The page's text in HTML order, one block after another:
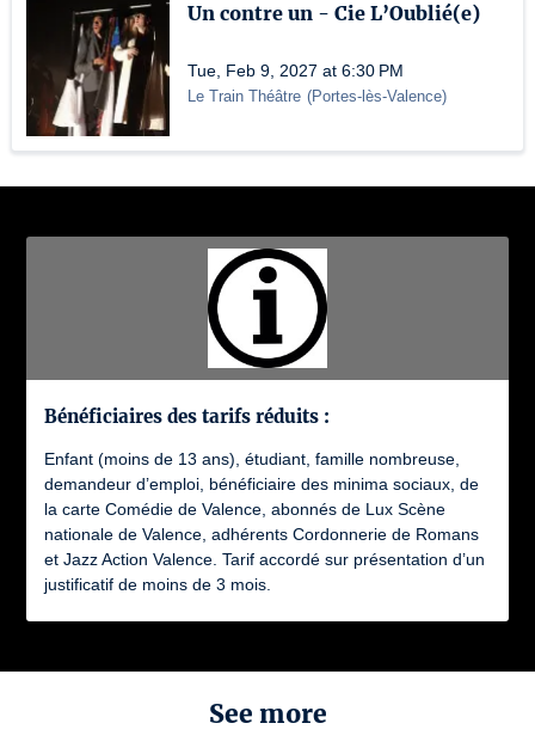
Bénéficiaires des tarifs réduits :
Enfant (moins de 13 ans), étudiant, famille nombreuse,
demandeur d’emploi, bénéficiaire des minima sociaux, de
la carte Comédie de Valence, abonnés de Lux Scène
nationale de Valence, adhérents Cordonnerie de Romans
et Jazz Action Valence. Tarif accordé sur présentation d’un
justificatif de moins de 3 mois.
Un contre un - Cie L’Oublié(e)
Tue, Feb 9, 2027 at 6:30 PM
Le Train Théâtre (Portes-lès-Valence)
See more